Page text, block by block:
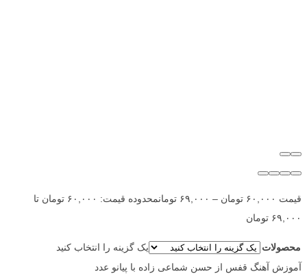
قیمت ۶۰,۰۰۰ تومان – ۶۹,۰۰۰ تومان
محدوده قیمت: ۶۰,۰۰۰ تومان تا
۶۹,۰۰۰ تومان
محصولات
یک گزینه را انتخاب کنید
آموزش آهنگ قفس از حسن شماعی زاده با پیانو عدد